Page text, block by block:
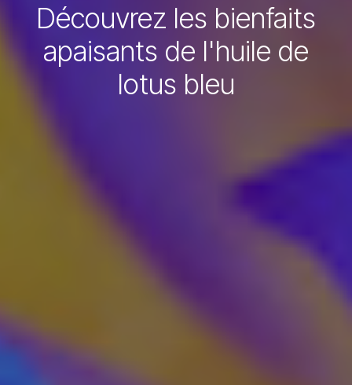
Découvrez les bienfaits
apaisants de l'huile de
lotus bleu